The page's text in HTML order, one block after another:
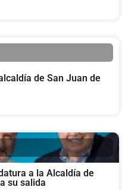
de San Juan de
a la Alcaldía de
su salida